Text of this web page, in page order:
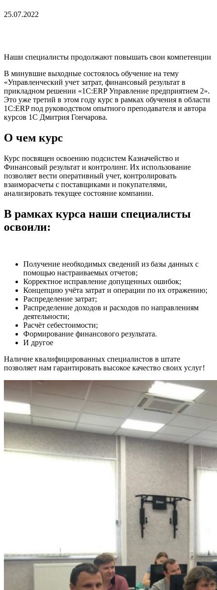
25.07.2022
Наши специалисты продолжают повышать свои компетенции
В минувшие выходные состоялось обучение на тему
«Управленческий учет затрат, финансовый результат в
прикладном решении «1С:ERP Управление предприятием 2».
Это уже третий в этом году курс в рамках обучения в области
1C:ERP под руководством опытного преподавателя и автора
курсов 1С Дмитрия Гончарова.
О чем курс
Курс посвящен освоению подсистем Казначейство и
Финансовый результат и контролинг. Их использование
позволяет вести оперативный учет, контролировать
взаиморасчеты с поставщиками и покупателями,
анализировать текущее состояние компании.
В рамках курса наши специалисты
освоили:
Получение необходимых сведений из базы данных с
помощью настраиваемых отчетов;
Корректное исправление допущенных ошибок;
Концепцию учёта затрат и операции по их отражению;
Распределение затрат;
Распределение доходов и расходов по направлениям
деятельности;
Расчёт себестоимости;
Формирование финансового результата.
И другое
Наличие квалифицированных специалистов в штате
позволяет нам гарантировать высокое качество своих услуг!